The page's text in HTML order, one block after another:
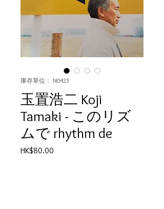
庫存單位： N0425
玉置浩二 Koji
Tamaki - このリズ
ムで rhythm de
HK$80.00